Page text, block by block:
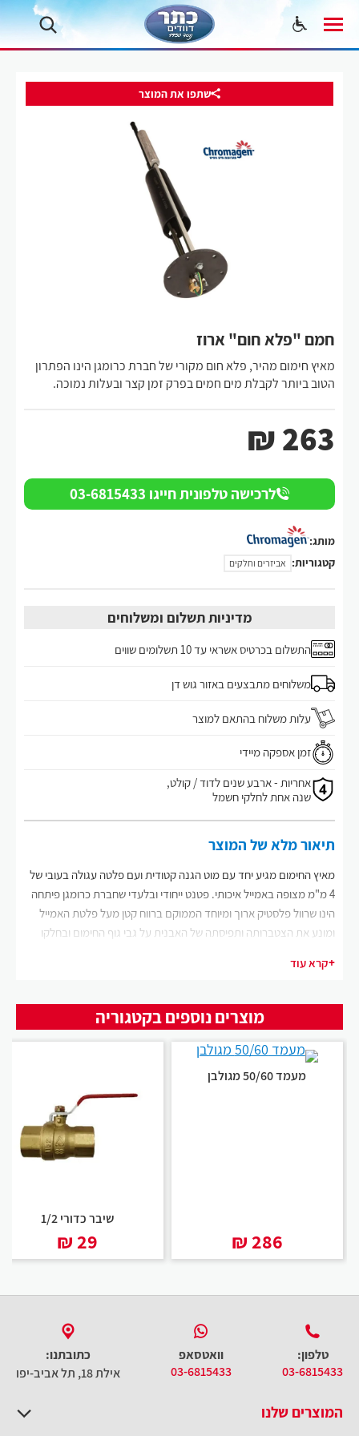
שתפו את המוצר
חמם "פלא חום" ארוז
מאיץ חימום מהיר, פלא חום מקורי של חברת כרומגן הינו הפתרון
הטוב ביותר לקבלת מים חמים בפרק זמן קצר ובעלות נמוכה.
₪263
לרכישה טלפונית חייגו 03-6815433
מותג:
קטגוריות: אביזרים וחלקים
מדיניות תשלום ומשלוחים
התשלום בכרטיס אשראי עד 10 תשלומים שווים
משלוחים מתבצעים באזור גוש דן
עלות משלוח בהתאם למוצר
זמן אספקה מיידי
אחריות - ארבע שנים לדוד / קולט,
שנה אחת לחלקי חשמל
תיאור מלא של המוצר
מאיץ החימום מגיע יחד עם מוט הגנה קטודית ועם פלטה עגולה בעובי של
4 מ"מ מצופה באמייל איכותי. פטנט ייחודי ובלעדי שחברת כרומגן פיתחה
הינו שרוול פלסטיק ארוך ומיוחד הממוקם ברווח קטן מעל פלטת האמייל
ומונע את הצטברותה ותפיסתה של האבנית על גבי גוף החימום ובחלקו
לשרוול הפלסטיק האבנית לא מצליחה להתאסף ולהאגר בתוך השרוול ועל
המשמעות היא חיסכון גדול ומשמעותי בחשמל, חימום מים מהיר בהדלקת
הדוד מחשמל ואורך חיים ארוך במיוחד של גוף החימום והדוד כולו.
את מאיץ חימום המים של כרומגן ניתן להתקין בכל סוגי דודי השמש, דודי
החשמל ודודי מחליף חום אשר מותקנים במצב עמידה בלבד. למעט דודי
שמש אמקור.
מנגנון הפעולה של מאיצי חום לדוד השמש הנו פשוט ויעיל במיוחד. במקום
לחמם את כל נפח המים המצויים בדוד, גוף מאיץ החום מחמם רק את
המים אשר יוצאים מן הדוד דרך הצינורית. בכך, אין עוד צורך להמתין עד
+קרא עוד
מוצרים נוספים בקטגוריה
מעמד 50/60 מגולבן
₪286
שיבר כדורי 1/2
₪29
טלפון:
03-6815433
וואטסאפ
03-6815433
כתובתנו:
אילת 18, תל אביב-יפו
המוצרים שלנו